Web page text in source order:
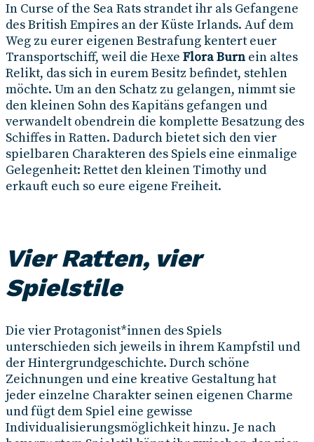
In Curse of the Sea Rats strandet ihr als Gefangene
des British Empires an der Küste Irlands. Auf dem
Weg zu eurer eigenen Bestrafung kentert euer
Transportschiff, weil die Hexe Flora Burn ein altes
Relikt, das sich in eurem Besitz befindet, stehlen
möchte. Um an den Schatz zu gelangen, nimmt sie
den kleinen Sohn des Kapitäns gefangen und
verwandelt obendrein die komplette Besatzung des
Schiffes in Ratten. Dadurch bietet sich den vier
spielbaren Charakteren des Spiels eine einmalige
Gelegenheit: Rettet den kleinen Timothy und
erkauft euch so eure eigene Freiheit.
Vier Ratten, vier
Spielstile
Die vier Protagonist*innen des Spiels
unterschieden sich jeweils in ihrem Kampfstil und
der Hintergrundgeschichte. Durch schöne
Zeichnungen und eine kreative Gestaltung hat
jeder einzelne Charakter seinen eigenen Charme
und fügt dem Spiel eine gewisse
Individualisierungsmöglichkeit hinzu. Je nach